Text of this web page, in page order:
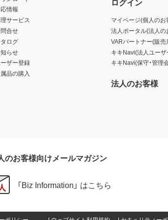
情報
サービス
合せ
ログ
らせ
ザー登録
品の購入
マイページ(個人のお
法人ポータル(法人の
VARパートナー(販売
キキNavi(法人ユー
キキNavi(保守・管理
法人のお客様
のお客様向けメールマガジン
「Biz Information」 はこちら